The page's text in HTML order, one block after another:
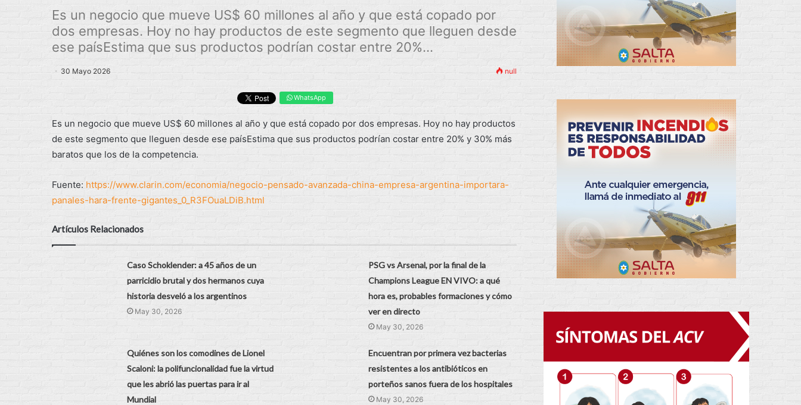
Es un negocio que mueve US$ 60 millones al año y que está copado por
dos empresas. Hoy no hay productos de este segmento que lleguen desde
ese paísEstima que sus productos podrían costar entre 20%...
30 Mayo 2026 null
WhatsApp
Es un negocio que mueve US$ 60 millones al año y que está copado por dos empresas. Hoy no hay productos
de este segmento que lleguen desde ese paísEstima que sus productos podrían costar entre 20% y 30% más
baratos que los de la competencia.
Fuente: https://www.clarin.com/economia/negocio-pensado-avanzada-china-empresa-argentina-importara-
panales-hara-frente-gigantes_0_R3FOuaLDiB.html
Artículos Relacionados
Caso Schoklender: a 45 años de un
parricidio brutal y dos hermanos cuya
historia desveló a los argentinos
May 30, 2026
PSG vs Arsenal, por la final de la
Champions League EN VIVO: a qué
hora es, probables formaciones y cómo
ver en directo
May 30, 2026
Quiénes son los comodines de Lionel
Scaloni: la polifuncionalidad fue la virtud
que les abrió las puertas para ir al
Mundial
Encuentran por primera vez bacterias
resistentes a los antibióticos en
porteños sanos fuera de los hospitales
May 30, 2026